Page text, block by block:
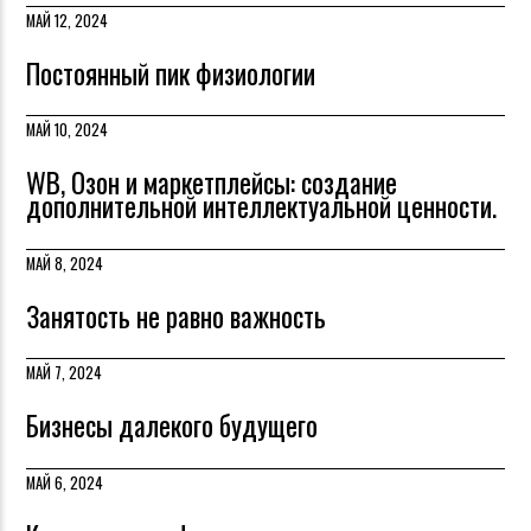
МАЙ 12, 2024
Постоянный пик физиологии
МАЙ 10, 2024
WB, Озон и маркетплейсы: создание
дополнительной интеллектуальной ценности.
МАЙ 8, 2024
Занятость не равно важность
МАЙ 7, 2024
Бизнесы далекого будущего
МАЙ 6, 2024